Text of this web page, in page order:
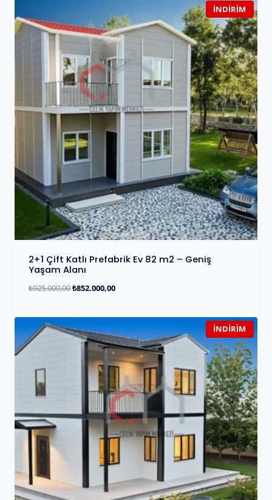
İNDIRIM
2+1 Çift Katlı Prefabrik Ev 82 m2 – Geniş
Yaşam Alanı
₺925.000,00₺852.000,00
İNDIRIM